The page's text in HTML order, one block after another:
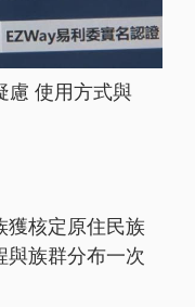
慮 使用方式與
獲核定原住民族
與族群分布一次